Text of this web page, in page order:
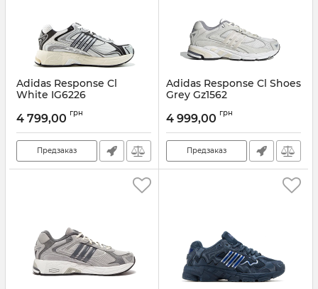
Adidas Response Cl
White IG6226
4 799,00 грн
Предзаказ
Adidas Response Cl Shoes
Grey Gz1562
4 999,00 грн
Предзаказ